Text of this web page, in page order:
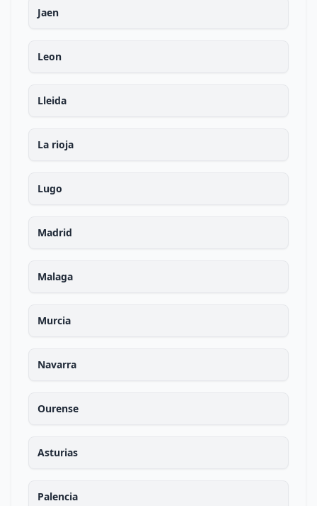
Jaen
Leon
Lleida
La rioja
Lugo
Madrid
Malaga
Murcia
Navarra
Ourense
Asturias
Palencia